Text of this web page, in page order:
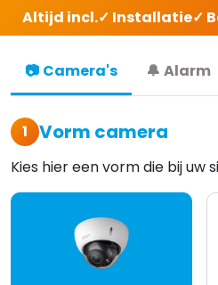
Altijd incl.✓ Installatie✓
📷 Camera's 🔔 Alarm
1 Vorm camera
Kies hier een vorm die bij uw